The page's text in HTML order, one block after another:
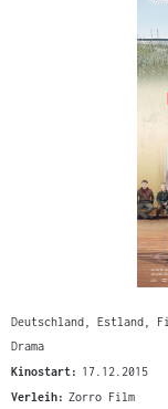
Deutschland, Estland,
Drama
Kinostart: 17.12.2015
Verleih: Zorro Film